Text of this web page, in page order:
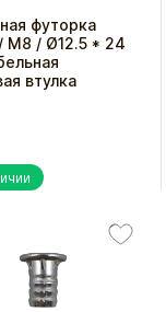
футорка
М8 / Ø12.5 * 24
втулка